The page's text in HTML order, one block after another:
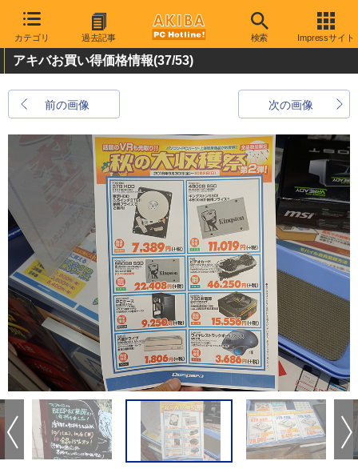
カテゴリ 過去記事 検索 Impressサイト
アキバお買い得価格情報(37/53)
前の画像 次の画像